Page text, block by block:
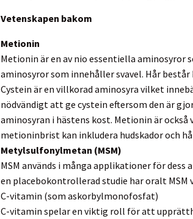
Vetenskapen bakom
Metionin
Metionin är en av nio essentiella aminosyror
aminosyror som innehåller svavel. Hår
Cystein är en villkorad aminosyra vilket
nödvändigt att ge cystein eftersom den är
aminosyran i hästens kost. Metionin är
metioninbrist kan inkludera hudskador och
Metylsulfonylmetan (MSM)
MSM används i många applikationer för
en placebokontrollerad studie har oralt
C-vitamin (som askorbylmonofosfat)
C-vitamin spelar en viktig roll för att